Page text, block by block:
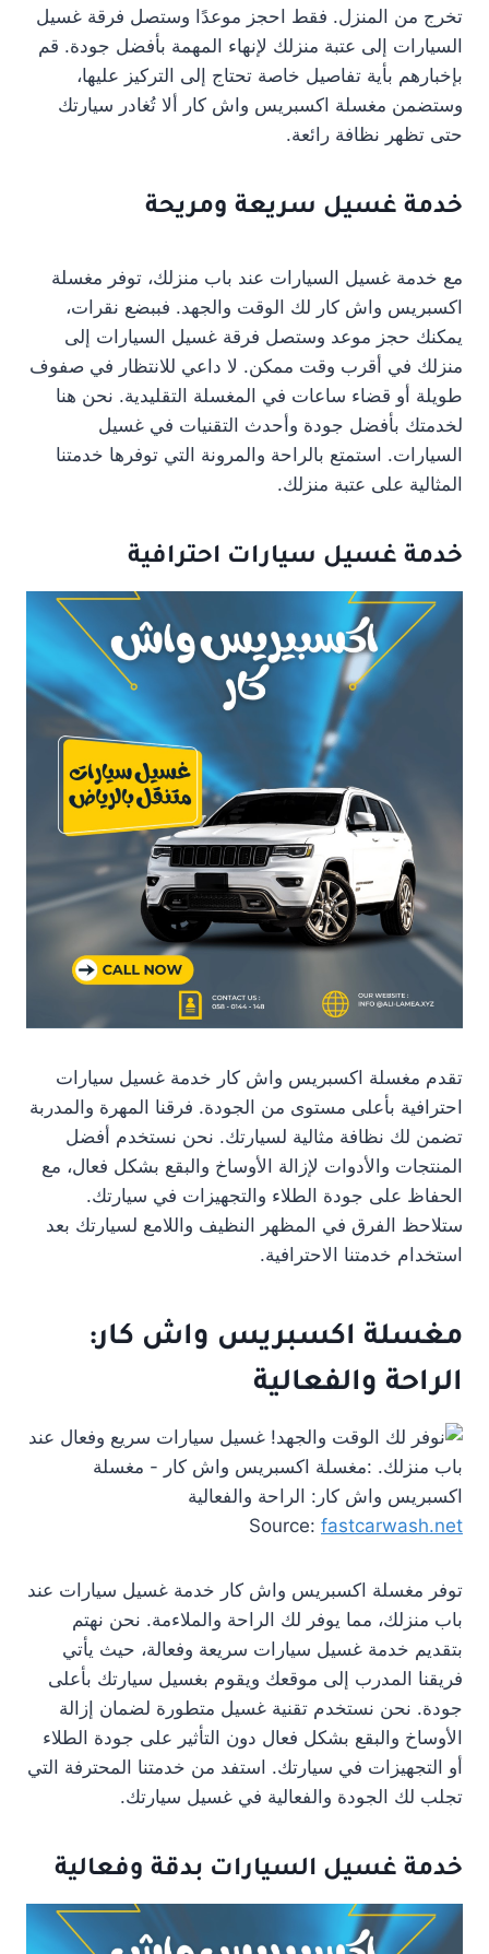
تخرج من المنزل. فقط احجز موعدًا وستصل فرقة غسيل
السيارات إلى عتبة منزلك لإنهاء المهمة بأفضل جودة. قم
بإخبارهم بأية تفاصيل خاصة تحتاج إلى التركيز عليها،
وستضمن مغسلة اكسبريس واش كار ألا تُغادر سيارتك
حتى تظهر نظافة رائعة.
خدمة غسيل سريعة ومريحة
مع خدمة غسيل السيارات عند باب منزلك، توفر مغسلة
اكسبريس واش كار لك الوقت والجهد. فببضع نقرات،
يمكنك حجز موعد وستصل فرقة غسيل السيارات إلى
منزلك في أقرب وقت ممكن. لا داعي للانتظار في صفوف
طويلة أو قضاء ساعات في المغسلة التقليدية. نحن هنا
لخدمتك بأفضل جودة وأحدث التقنيات في غسيل
السيارات. استمتع بالراحة والمرونة التي توفرها خدمتنا
المثالية على عتبة منزلك.
خدمة غسيل سيارات احترافية
تقدم مغسلة اكسبريس واش كار خدمة غسيل سيارات
احترافية بأعلى مستوى من الجودة. فرقنا المهرة والمدربة
تضمن لك نظافة مثالية لسيارتك. نحن نستخدم أفضل
المنتجات والأدوات لإزالة الأوساخ والبقع بشكل فعال، مع
الحفاظ على جودة الطلاء والتجهيزات في سيارتك.
ستلاحظ الفرق في المظهر النظيف واللامع لسيارتك بعد
استخدام خدمتنا الاحترافية.
مغسلة اكسبريس واش كار:
الراحة والفعالية
Source: fastcarwash.net
توفر مغسلة اكسبريس واش كار خدمة غسيل سيارات عند
باب منزلك، مما يوفر لك الراحة والملاءمة. نحن نهتم
بتقديم خدمة غسيل سيارات سريعة وفعالة، حيث يأتي
فريقنا المدرب إلى موقعك ويقوم بغسيل سيارتك بأعلى
جودة. نحن نستخدم تقنية غسيل متطورة لضمان إزالة
الأوساخ والبقع بشكل فعال دون التأثير على جودة الطلاء
أو التجهيزات في سيارتك. استفد من خدمتنا المحترفة التي
تجلب لك الجودة والفعالية في غسيل سيارتك.
خدمة غسيل السيارات بدقة وفعالية